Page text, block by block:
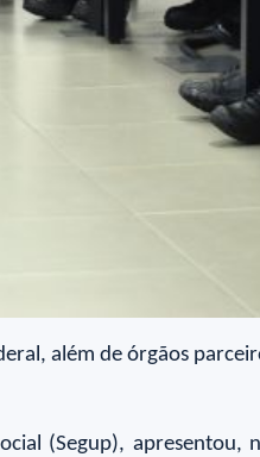
além de órgãos
(Segup),